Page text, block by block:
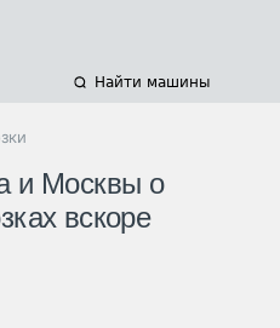
Найти машины
и Москвы о
вскоре